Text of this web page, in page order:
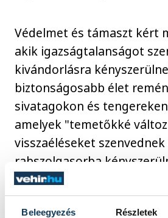
Beleegyezés Részletek
Védelmet és támaszt kért
akik igazságtalanságot
kivándorlásra
biztonságosabb élet
sivatagokon és
amelyek "temetőkké
visszaéléseket szenvednek
rabszolgasorba
őket "embertelen
"közöny falával"